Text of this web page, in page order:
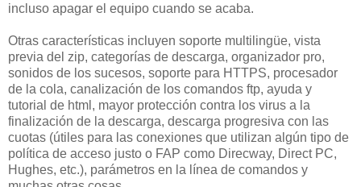
incluso apagar el equipo cuando se acaba.
Otras características incluyen soporte multilingüe, vista
previa del zip, categorías de descarga, organizador pro,
sonidos de los sucesos, soporte para HTTPS, procesador
de la cola, canalización de los comandos ftp, ayuda y
tutorial de html, mayor protección contra los virus a la
finalización de la descarga, descarga progresiva con las
cuotas (útiles para las conexiones que utilizan algún tipo de
política de acceso justo o FAP como Direcway, Direct PC,
Hughes, etc.), parámetros en la línea de comandos y